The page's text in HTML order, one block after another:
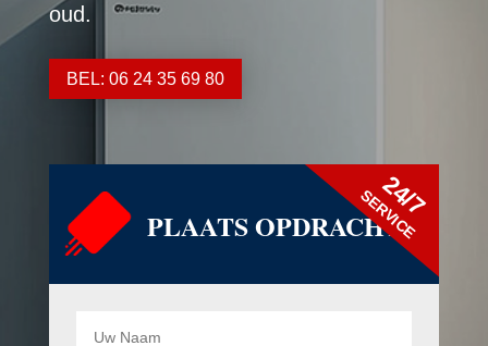
oud.
BEL: 06 24 35 69 80
PLAATS OPDRACHT
24/7
SERVICE